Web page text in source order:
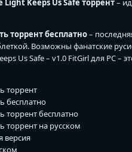
Light Keeps Us Safe торрент–
торрент бесплатно–
Возможны фанатские
Us Safe – v1.0 FitGirl для PC
торрент
бесплатно
торрент бесплатно
торрент на русском
версия